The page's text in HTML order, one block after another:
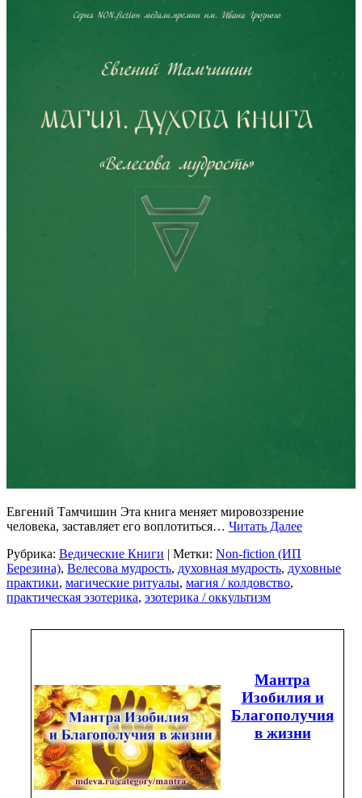
Евгений Тамчишин Эта книга меняет мировоззрение
человека, заставляет его воплотиться… Читать Далее
Рубрика: Ведические Книги | Метки: Non-fiction (ИП
Березина), Велесова мудрость, духовная мудрость, духовные
практики, магические ритуалы, магия / колдовство,
практическая эзотерика, эзотерика / оккультизм
Мантра
Изобилия и
Благополучия
в жизни